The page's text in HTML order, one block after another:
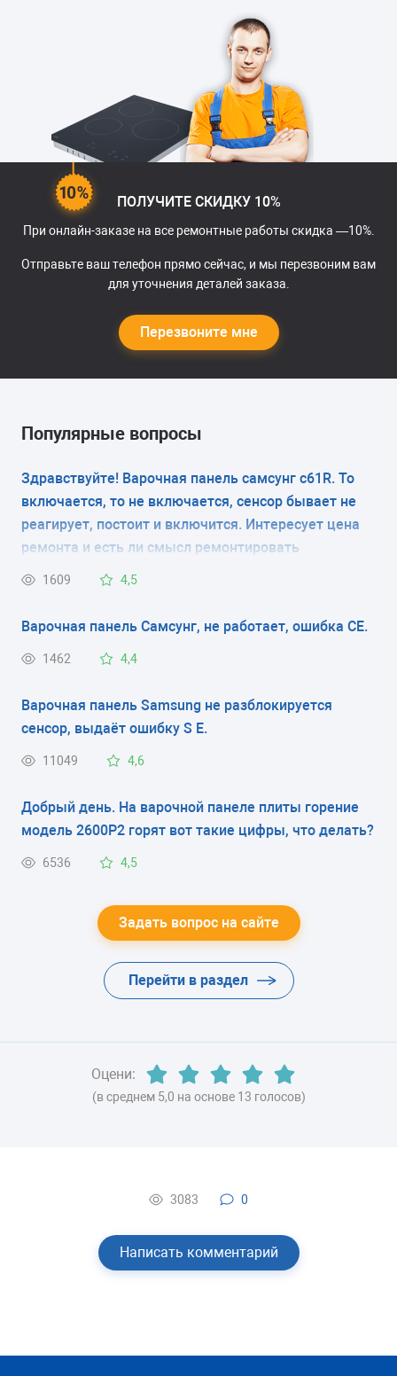
Одна из конфорок
не включается
Конфорка
включается, но
перестает работать
через несколько
минут
конфорки в доме
«выбивает пробки»
Как устранить:
не работает конфорка
панели Самсунг
может быть
несколько. В случае,
их возможно
чаще всего,
приходится менять
конфорку полностью
либо только
термостат (или
датчик температуры),
элемент,
термопредохранитель.
работать некорректно, немедленно обращайтесь к
специалистам! Использование неисправной плиты
может привести к серьезным последствиям, вплоть
до пожара в доме. Не рискуйте!
+7 (495) 215 – 14 – 41
Или отправляйтеэлектронную заявку
на нашем
ПОЛУЧИТЕ СКИДКУ 10%
При онлайн-заказе на все ремонтные работы скидка —10%.
Отправьте ваш телефон прямо сейчас, и мы перезвоним вам
для уточнения деталей заказа.
Перезвоните мне
Популярные вопросы
Здравствуйте! Варочная панель самсунг с61R. То
включается, то не включается, сенсор бывает не
реагирует, постоит и включится. Интересует цена
ремонта и есть ли смысл ремонтировать
1609 4,5
Варочная панель Самсунг, не работает, ошибка CE.
1462 4,4
Варочная панель Samsung не разблокируется
сенсор, выдаёт ошибку S E.
11049 4,6
Добрый день. На варочной панеле плиты горение
модель 2600Р2 горят вот такие цифры, что делать?
6536 4,5
Задать вопрос на сайте
Перейти в раздел
Оцени:
(в среднем 5,0 на основе 13 голосов)
3083 0
Написать комментарий